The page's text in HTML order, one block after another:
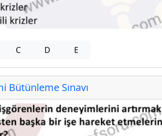
C D E
Bütünleme Sınavı